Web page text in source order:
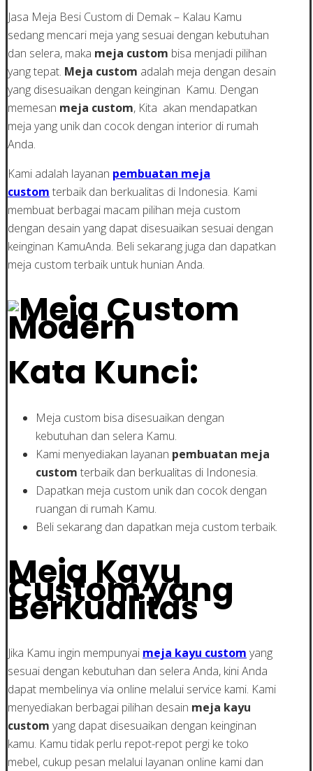
Jasa Meja Besi Custom di Demak – Kalau Kamu
sedang mencari meja yang sesuai dengan kebutuhan
dan selera, maka meja custom bisa menjadi pilihan
yang tepat. Meja custom adalah meja dengan desain
yang disesuaikan dengan keinginan Kamu. Dengan
memesan meja custom, Kita akan mendapatkan
meja yang unik dan cocok dengan interior di rumah
Anda.
Kami adalah layanan pembuatan meja
custom terbaik dan berkualitas di Indonesia. Kami
membuat berbagai macam pilihan meja custom
dengan desain yang dapat disesuaikan sesuai dengan
keinginan KamuAnda. Beli sekarang juga dan dapatkan
meja custom terbaik untuk hunian Anda.
Kata Kunci:
Meja custom bisa disesuaikan dengan
kebutuhan dan selera Kamu.
Kami menyediakan layanan pembuatan meja
custom terbaik dan berkualitas di Indonesia.
Dapatkan meja custom unik dan cocok dengan
ruangan di rumah Kamu.
Beli sekarang dan dapatkan meja custom terbaik.
Meja Kayu
Custom yang
Berkualitas
Jika Kamu ingin mempunyai meja kayu custom yang
sesuai dengan kebutuhan dan selera Anda, kini Anda
dapat membelinya via online melalui service kami. Kami
menyediakan berbagai pilihan desain meja kayu
custom yang dapat disesuaikan dengan keinginan
kamu. Kamu tidak perlu repot-repot pergi ke toko
mebel, cukup pesan melalui layanan online kami dan